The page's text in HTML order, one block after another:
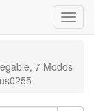
Menú
de
7 Modos